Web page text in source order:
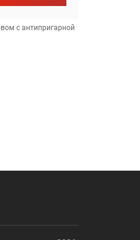
с антипригарной